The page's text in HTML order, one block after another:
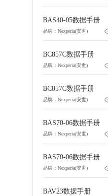
BAS40-05数据手册
品牌：Nexperia(安世)
BC857C数据手册
品牌：Nexperia(安世)
BC857C数据手册
品牌：Nexperia(安世)
BAS70-06数据手册
品牌：Nexperia(安世)
BAS70-06数据手册
品牌：Nexperia(安世)
BAV23数据手册